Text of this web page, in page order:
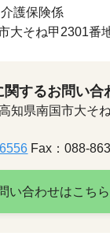
護保険係
大そね甲2301番
関するお問い合
知県南国市大そ
Fax：088-
い合わせはこちら